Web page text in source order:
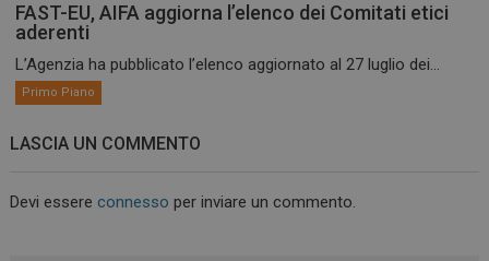
FAST-EU, AIFA aggiorna l’elenco dei Comitati etici
aderenti
L’Agenzia ha pubblicato l’elenco aggiornato al 27 luglio dei...
Primo Piano
LASCIA UN COMMENTO
Devi essereconnesso per inviare un commento.